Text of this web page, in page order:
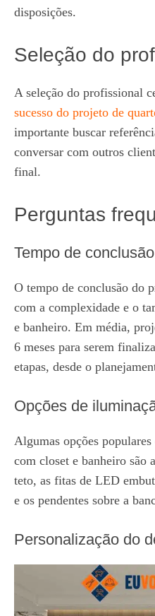
disposições.
Seleção do
A seleção do profissional
sucesso do projeto de
importante buscar
conversar com outros
final.
Perguntas
Tempo de
O tempo de conclusão do
com a complexidade e o
e banheiro. Em média,
6 meses para serem
etapas, desde o
Opções de
Algumas opções
com closet e banheiro são
teto, as fitas de LED
e os pendentes sobre a
Personalização do